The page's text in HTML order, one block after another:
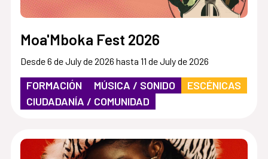
Moa'Mboka Fest 2026
Desde 6 de July de 2026 hasta 11 de July de 2026
FORMACIÓN MÚSICA / SONIDO
ESCÉNICAS
CIUDADANÍA / COMUNIDAD